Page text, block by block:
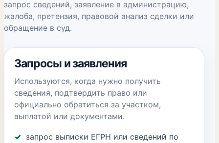
запрос сведений, заявление в администрацию,
жалоба, претензия, правовой анализ сделки или
обращение в суд.
Запросы и заявления
Используются, когда нужно получить
сведения, подтвердить право или
официально обратиться за участком,
выплатой или документами.
запрос выписки ЕГРН или сведений по